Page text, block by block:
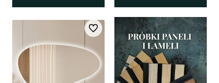
Do ulubionych